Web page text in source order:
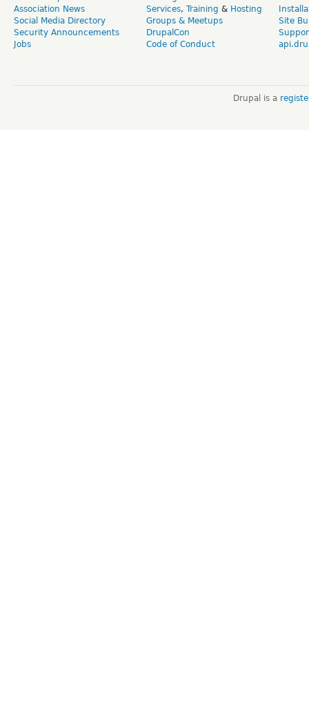
Association News
Social Media Directory
Security Announcements
Jobs
Services, Training & Hosting
Groups & Meetups
DrupalCon
Code of Conduct
Site
Drupal is a